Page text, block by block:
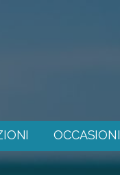
OCCASIONI